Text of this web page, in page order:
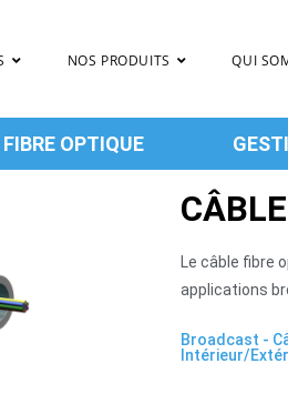
NOS PRODUITS QUI
OPTIQUE
Le câble fibre
applications
Broadcast -
Intérieur/